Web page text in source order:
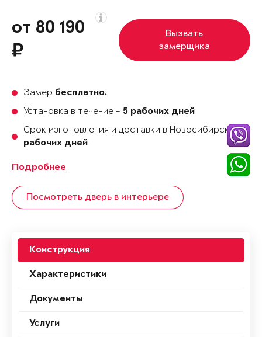
от 80 190
Вызвать
замерщика
Замер бесплатно.
Установка в течение - 5 рабочих дней
Срок изготовления и доставки в Новосибирске35
рабочих дней.
Подробнее
Посмотреть дверь в интерьере
Конструкция
Характеристики
Документы
Услуги